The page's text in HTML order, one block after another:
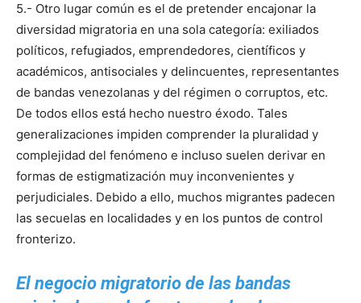
5.- Otro lugar común es el de pretender encajonar la
diversidad migratoria en una sola categoría: exiliados
políticos, refugiados, emprendedores, científicos y
académicos, antisociales y delincuentes, representantes
de bandas venezolanas y del régimen o corruptos, etc.
De todos ellos está hecho nuestro éxodo. Tales
generalizaciones impiden comprender la pluralidad y
complejidad del fenómeno e incluso suelen derivar en
formas de estigmatización muy inconvenientes y
perjudiciales. Debido a ello, muchos migrantes padecen
las secuelas en localidades y en los puntos de control
fronterizo.
El negocio migratorio de las bandas